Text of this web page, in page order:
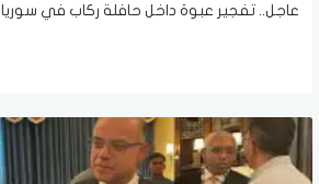
عاجل.. تفجير عبوة داخل حافلة ركاب في سوريا